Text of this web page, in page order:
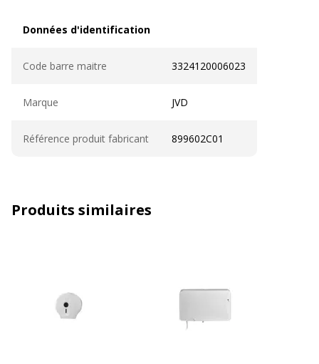
Données d'identification
Code barre maitre 3324120006023
Marque JVD
Référence produit fabricant 899602C01
Produits similaires